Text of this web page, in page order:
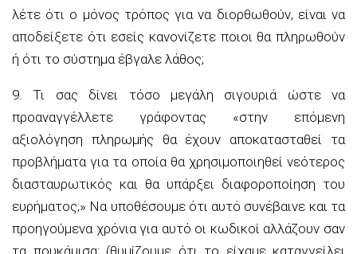
λέτε ότι ο μόνος τρόπος για να διορθωθούν, είναι να
αποδείξετε ότι εσείς κανονίζετε ποιοι θα πληρωθούν
ή ότι το σύστημα έβγαλε λάθος;
9. Τι σας δίνει τόσο μεγάλη σιγουριά ώστε να
προαναγγέλλετε γράφοντας «στην επόμενη
αξιολόγηση πληρωμής θα έχουν αποκατασταθεί τα
προβλήματα για τα οποία θα χρησιμοποιηθεί νεότερος
διασταυρωτικός και θα υπάρξει διαφοροποίηση του
ευρήματος;» Να υποθέσουμε ότι αυτό συνέβαινε και τα
προηγούμενα χρόνια για αυτό οι κωδικοί αλλάζουν σαν
τα πουκάμισα; (θυμίζουμε ότι το είχαμε καταγγείλει